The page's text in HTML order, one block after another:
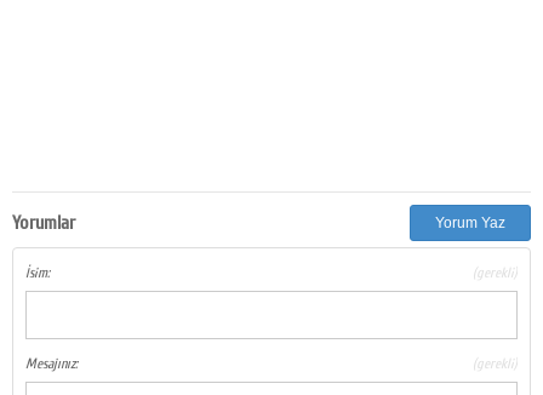
Yorumlar Yorum Yaz
İsim: (gerekli)
Mesajınız: (gerekli)